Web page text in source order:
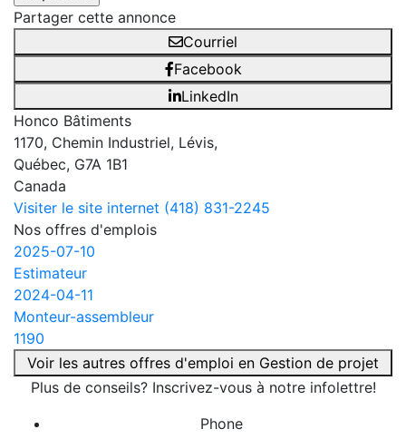
Partager cette annonce
Courriel
Facebook
LinkedIn
Honco Bâtiments
1170, Chemin Industriel, Lévis,
Québec, G7A 1B1
Canada
Visiter le site internet (418) 831-2245
Nos offres d'emplois
2025-07-10
Estimateur
2024-04-11
Monteur-assembleur
1190
Voir les autres offres d'emploi en Gestion de projet
Plus de conseils? Inscrivez-vous à notre infolettre!
Phone